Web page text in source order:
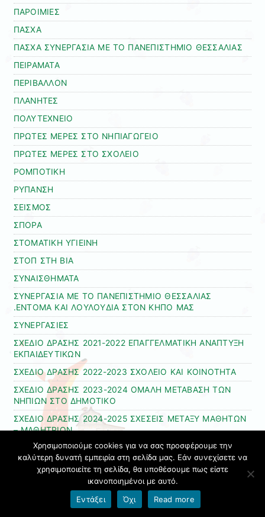
ΠΑΡΟΙΜΙΕΣ
ΠΑΣΧΑ
ΠΑΣΧΑ ΣΥΝΕΡΓΑΣΙΑ ΜΕ ΤΟ ΠΑΝΕΠΙΣΤΗΜΙΟ ΘΕΣΣΑΛΙΑΣ
ΠΕΙΡΑΜΑΤΑ
ΠΕΡΙΒΑΛΛΟΝ
ΠΛΑΝΗΤΕΣ
ΠΟΛΥΤΕΧΝΕΙΟ
ΠΡΩΤΕΣ ΜΕΡΕΣ ΣΤΟ ΝΗΠΙΑΓΩΓΕΙΟ
ΠΡΩΤΕΣ ΜΕΡΕΣ ΣΤΟ ΣΧΟΛΕΙΟ
ΡΟΜΠΟΤΙΚΗ
ΡΥΠΑΝΣΗ
ΣΕΙΣΜΟΣ
ΣΠΟΡΑ
ΣΤΟΜΑΤΙΚΗ ΥΓΙΕΙΝΗ
ΣΤΟΠ ΣΤΗ ΒΙΑ
ΣΥΝΑΙΣΘΗΜΑΤΑ
ΣΥΝΕΡΓΑΣΙΑ ΜΕ ΤΟ ΠΑΝΕΠΙΣΤΗΜΙΟ ΘΕΣΣΑΛΙΑΣ
.ΕΝΤΟΜΑ ΚΑΙ ΛΟΥΛΟΥΔΙΑ ΣΤΟΝ ΚΗΠΟ ΜΑΣ
ΣΥΝΕΡΓΑΣΙΕΣ
ΣΧΕΔΙΟ ΔΡΑΣΗΣ 2021-2022 ΕΠΑΓΓΕΛΜΑΤΙΚΗ ΑΝΑΠΤΥΞΗ
ΕΚΠΑΙΔΕΥΤΙΚΩΝ
ΣΧΕΔΙΟ ΔΡΑΣΗΣ 2022-2023 ΣΧΟΛΕΙΟ ΚΑΙ ΚΟΙΝΟΤΗΤΑ
ΣΧΕΔΙΟ ΔΡΑΣΗΣ 2023-2024 ΟΜΑΛΗ ΜΕΤΑΒΑΣΗ ΤΩΝ
ΝΗΠΙΩΝ ΣΤΟ ΔΗΜΟΤΙΚΟ
ΣΧΕΔΙΟ ΔΡΑΣΗΣ 2024-2025 ΣΧΕΣΕΙΣ ΜΕΤΑΞΥ ΜΑΘΗΤΩΝ
– ΜΑΘΗΤΡΙΩΝ
ΣΧΕΔΙΟ ΔΡΑΣΗΣ 2025-2026 ΑΞΙΟΠΟΙΩΝΤΑΣ ΚΑΙ
ΜΕΤΑΜΟΡΦΩΝΟΝΤΑΣ ΤΗΝ ΑΥΛΗ ΜΑΣ
ΣΧΕΔΙΟ ΔΡΑΣΗΣ ΟΜΑΛΗ ΜΕΤΑΒΑΣΗ ΝΗΠΙΩΝ ΣΤΟ
Χρησιμοποιούμε cookies για να σας προσφέρουμε την
καλύτερη δυνατή εμπειρία στη σελίδα μας. Εάν συνεχίσετε να
χρησιμοποιείτε τη σελίδα, θα υποθέσουμε πως είστε
ικανοποιημένοι με αυτό.
Εντάξει
Όχι Read more